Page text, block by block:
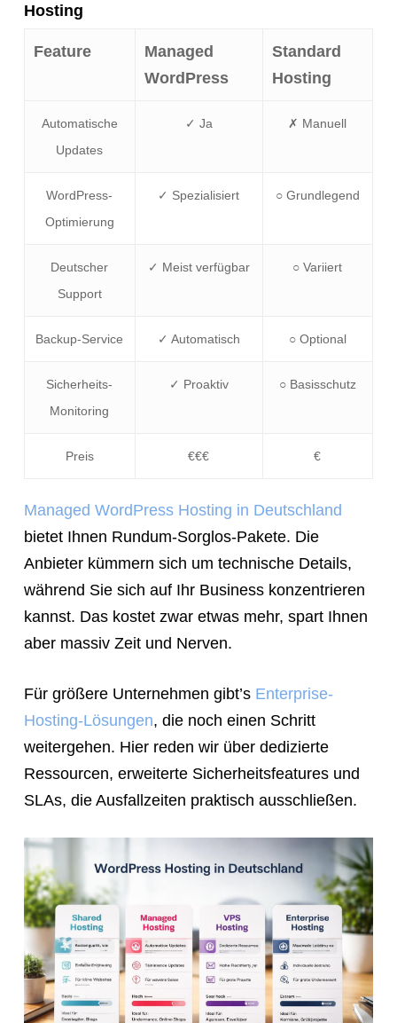
Hosting
Feature
Managed
WordPress
Standard
Hosting
Automatische
Updates
✓ Ja ✗ Manuell
WordPress-
Optimierung
✓ Spezialisiert ○ Grundlegend
Deutscher
Support
✓ Meist verfügbar ○ Variiert
Backup-Service ✓ Automatisch ○ Optional
Sicherheits-
Monitoring
✓ Proaktiv ○ Basisschutz
Preis €€€ €
Managed WordPress Hosting in Deutschland
bietet Ihnen Rundum-Sorglos-Pakete. Die
Anbieter kümmern sich um technische Details,
während Sie sich auf Ihr Business konzentrieren
kannst. Das kostet zwar etwas mehr, spart Ihnen
aber massiv Zeit und Nerven.
Für größere Unternehmen gibt’s Enterprise-
Hosting-Lösungen, die noch einen Schritt
weitergehen. Hier reden wir über dedizierte
Ressourcen, erweiterte Sicherheitsfeatures und
SLAs, die Ausfallzeiten praktisch ausschließen.